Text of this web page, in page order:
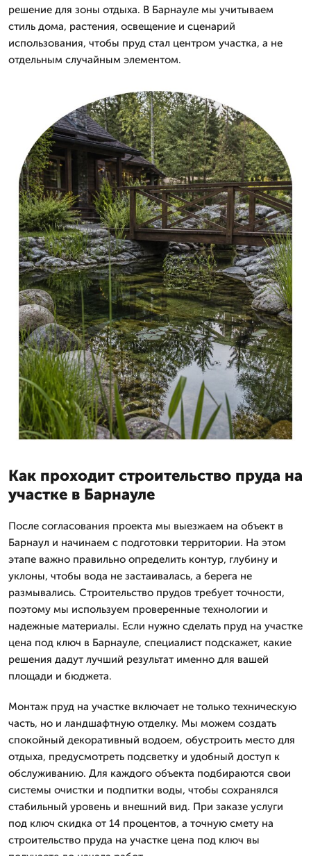
решение для зоны отдыха. В Барнауле мы учитываем
стиль дома, растения, освещение и сценарий
использования, чтобы пруд стал центром участка, а не
отдельным случайным элементом.
Как проходит строительство пруда на
участке в Барнауле
После согласования проекта мы выезжаем на объект в
Барнаул и начинаем с подготовки территории. На этом
этапе важно правильно определить контур, глубину и
уклоны, чтобы вода не застаивалась, а берега не
размывались. Строительство прудов требует точности,
поэтому мы используем проверенные технологии и
надежные материалы. Если нужно сделать пруд на участке
цена под ключ в Барнауле, специалист подскажет, какие
решения дадут лучший результат именно для вашей
площади и бюджета.
Монтаж пруд на участке включает не только техническую
часть, но и ландшафтную отделку. Мы можем создать
спокойный декоративный водоем, обустроить место для
отдыха, предусмотреть подсветку и удобный доступ к
обслуживанию. Для каждого объекта подбираются свои
системы очистки и подпитки воды, чтобы сохранялся
стабильный уровень и внешний вид. При заказе услуги
под ключ скидка от 14 процентов, а точную смету на
строительство пруда на участке цена под ключ вы